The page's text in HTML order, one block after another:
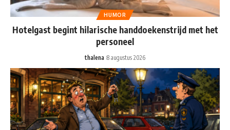
HUMOR
Hotelgast begint hilarische handdoekenstrijd met het
personeel
thalena 8 augustus 2026